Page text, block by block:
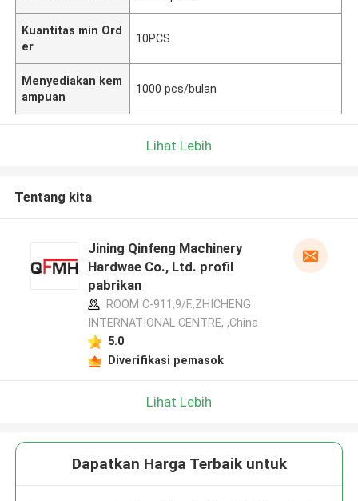
Kuantitas min Ord
er
10PCS
Menyediakan kem
ampuan
1000 pcs/bulan
Lihat Lebih
Tentang kita
Jining Qinfeng Machinery
Hardwae Co., Ltd. profil
pabrikan
ROOM C-911,9/F.,ZHICHENG
INTERNATIONAL CENTRE, ,China
5.0
Diverifikasi pemasok
Lihat Lebih
Dapatkan Harga Terbaik untuk